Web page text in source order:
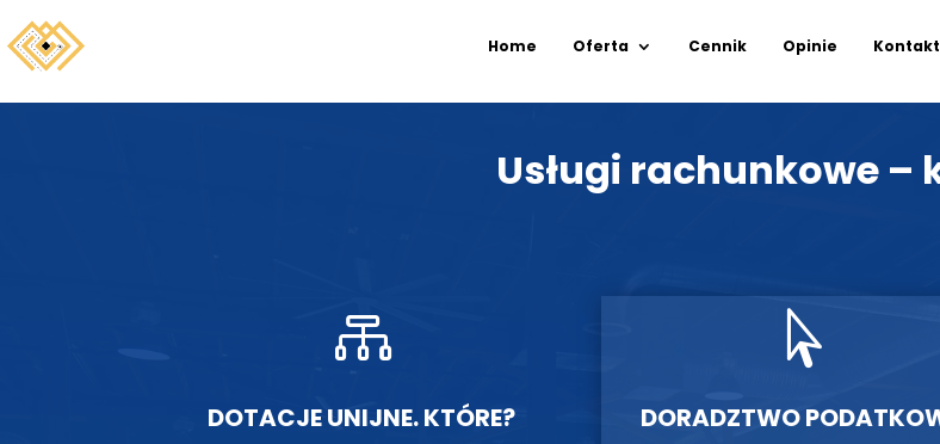
Home Oferta Cennik Opinie Kontakt
Usługi rachunkowe –

DOTACJE UNIJNE. KTÓRE?

DORADZTWO